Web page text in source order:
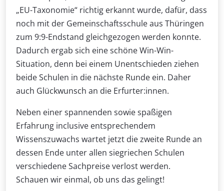
„EU-Taxonomie“ richtig erkannt wurde, dafür, dass
noch mit der Gemeinschaftsschule aus Thüringen
zum 9:9-Endstand gleichgezogen werden konnte.
Dadurch ergab sich eine schöne Win-Win-
Situation, denn bei einem Unentschieden ziehen
beide Schulen in die nächste Runde ein. Daher
auch Glückwunsch an die Erfurter:innen.
Neben einer spannenden sowie spaßigen
Erfahrung inclusive entsprechendem
Wissenszuwachs wartet jetzt die zweite Runde an
dessen Ende unter allen siegriechen Schulen
verschiedene Sachpreise verlost werden.
Schauen wir einmal, ob uns das gelingt!